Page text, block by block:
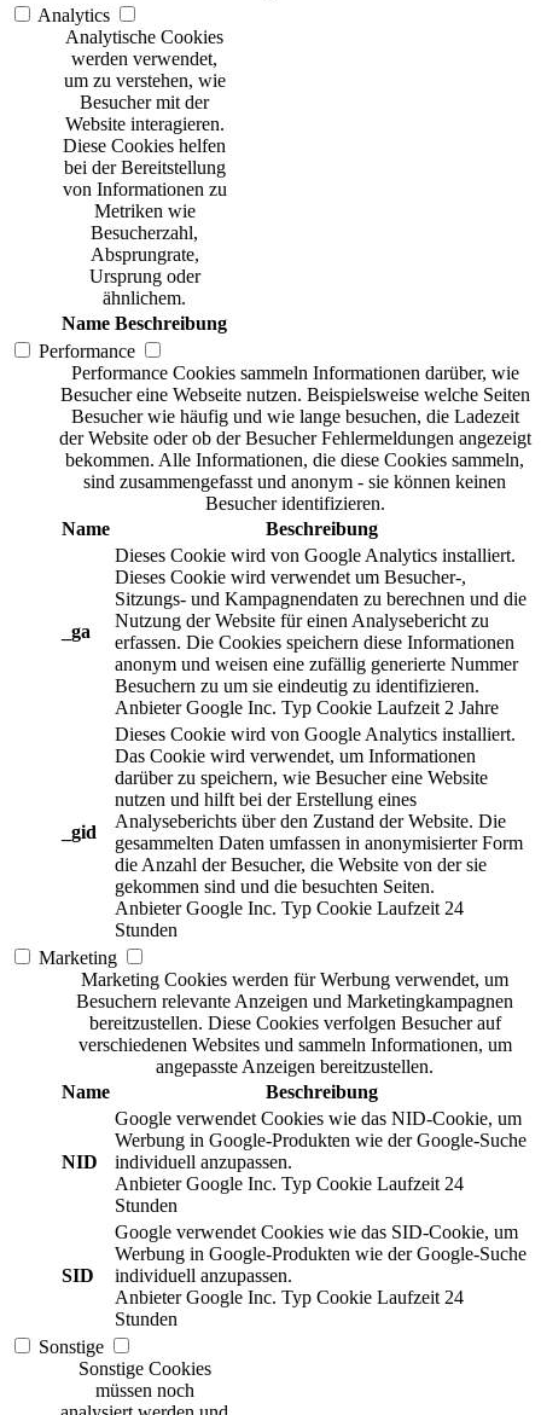
Analytics
Analytische Cookies
werden verwendet,
um zu verstehen, wie
Besucher mit der
Website interagieren.
Diese Cookies helfen
bei der Bereitstellung
von Informationen zu
Metriken wie
Besucherzahl,
Absprungrate,
Ursprung oder
ähnlichem.
Name Beschreibung
Performance
Performance Cookies sammeln Informationen darüber, wie
Besucher eine Webseite nutzen. Beispielsweise welche Seiten
Besucher wie häufig und wie lange besuchen, die Ladezeit
der Website oder ob der Besucher Fehlermeldungen angezeigt
bekommen. Alle Informationen, die diese Cookies sammeln,
sind zusammengefasst und anonym - sie können keinen
Besucher identifizieren.
Name
Beschreibung
_ga
Dieses Cookie wird von Google Analytics installiert.
Dieses Cookie wird verwendet um Besucher-,
Sitzungs- und Kampagnendaten zu berechnen und die
Nutzung der Website für einen Analysebericht zu
erfassen. Die Cookies speichern diese Informationen
anonym und weisen eine zufällig generierte Nummer
Besuchern zu um sie eindeutig zu identifizieren.
Anbieter Google Inc. Typ Cookie Laufzeit 2 Jahre
_gid
Dieses Cookie wird von Google Analytics installiert.
Das Cookie wird verwendet, um Informationen
darüber zu speichern, wie Besucher eine Website
nutzen und hilft bei der Erstellung eines
Analyseberichts über den Zustand der Website. Die
gesammelten Daten umfassen in anonymisierter Form
die Anzahl der Besucher, die Website von der sie
gekommen sind und die besuchten Seiten.
Anbieter Google Inc. Typ Cookie Laufzeit 24
Stunden
Marketing
Marketing Cookies werden für Werbung verwendet, um
Besuchern relevante Anzeigen und Marketingkampagnen
bereitzustellen. Diese Cookies verfolgen Besucher auf
verschiedenen Websites und sammeln Informationen, um
angepasste Anzeigen bereitzustellen.
Name
Beschreibung
NID
Google verwendet Cookies wie das NID-Cookie, um
Werbung in Google-Produkten wie der Google-Suche
individuell anzupassen.
Anbieter Google Inc. Typ Cookie Laufzeit 24
Stunden
SID
Google verwendet Cookies wie das SID-Cookie, um
Werbung in Google-Produkten wie der Google-Suche
individuell anzupassen.
Anbieter Google Inc. Typ Cookie Laufzeit 24
Stunden
Sonstige
Sonstige Cookies
müssen noch